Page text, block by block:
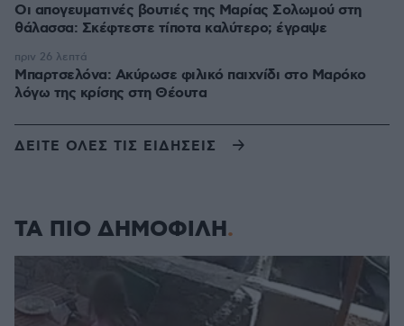
Οι απογευματινές βουτιές της Μαρίας Σολωμού στη
θάλασσα: Σκέφτεστε τίποτα καλύτερο; έγραψε
Μπαρτσελόνα: Ακύρωσε φιλικό παιχνίδι στο Μαρόκο
λόγω της κρίσης στη Θέουτα
πριν 26 λεπτά
ΔΕΙΤΕ ΟΛΕΣ ΤΙΣ ΕΙΔΗΣΕΙΣ
ΤΑ ΠΙΟ ΔΗΜΟΦΙΛΗ